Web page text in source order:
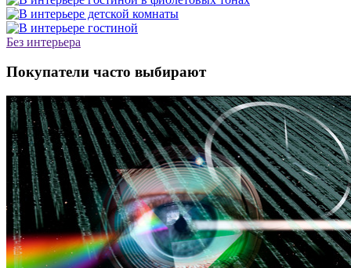
Без интерьера
Покупатели часто выбирают